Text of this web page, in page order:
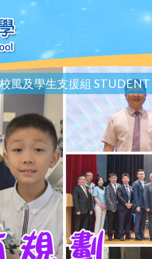
風及學生支援組